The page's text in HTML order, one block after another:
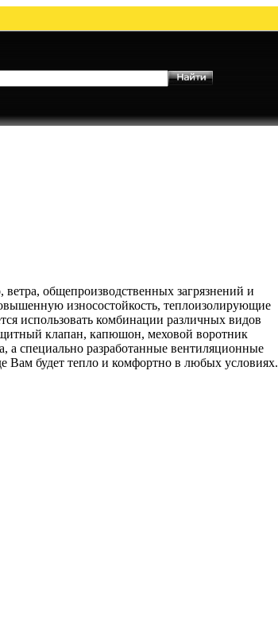
общепроизводственных загрязнений и
износостойкость, теплоизолирующие
использовать комбинации различных видов
клапан, капюшон, меховой воротник
а специально разработанные вентиляционные
Вам будет тепло и комфортно в любых условиях.